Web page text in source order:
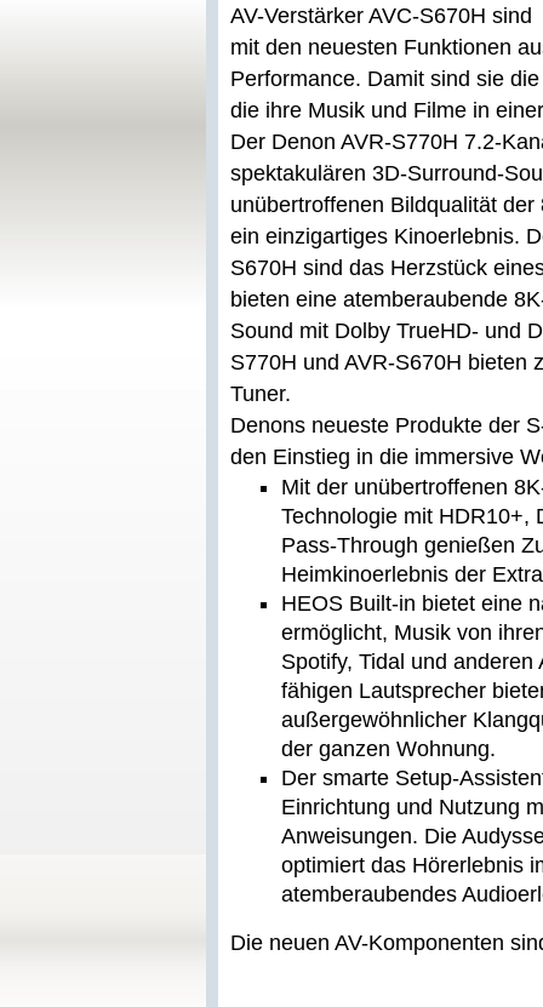
AV-Verstärker AVC-S670H sind
mit den neuesten Funktionen
Performance. Damit sind sie
die ihre Musik und Filme in
Der Denon AVR-S770H 7.2-
spektakulären 3D-Surround-
unübertroffenen Bildqualität
ein einzigartiges Kinoerlebnis.
S670H sind das Herzstück
bieten eine atemberaubende
Sound mit Dolby TrueHD- und
S770H und AVR-S670H bieten
Tuner.
Denons neueste Produkte der
den Einstieg in die immersive
Mit der unübertroffenen
Technologie mit
Pass-Through genießen
Heimkinoerlebnis der
HEOS Built-in bietet eine
ermöglicht, Musik von
Spotify, Tidal und
fähigen Lautsprecher
außergewöhnlicher
der ganzen Wohnung.
Der smarte Setup-
Einrichtung und Nutzung
Anweisungen. Die
optimiert das Hörerlebnis
atemberaubendes
Die neuen AV-Komponenten